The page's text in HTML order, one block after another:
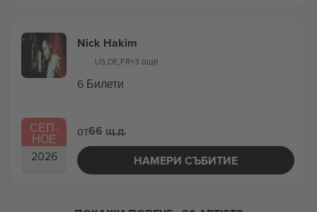
СЕП-
НОЕ
2026
Nick Hakim
US,DE,FR+3 още
6 Билети
от66 щ.д.
НАМЕРИ СЪБИТИЕ